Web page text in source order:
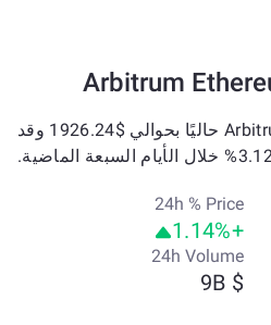
يتم تداول Arbitrum Ethereum حاليًا بحوالي $1926.24 وقد
24h % Price
+1.14%
24h Volume
$ 9B